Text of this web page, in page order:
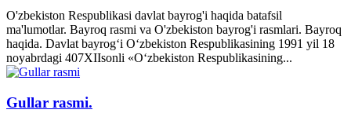
O'zbekiston Respublikasi davlat bayrog'i haqida batafsil
ma'lumotlar. Bayroq rasmi va O'zbekiston bayrog'i rasmlari. Bayroq
haqida. Davlat bayrog‘i O‘zbekiston Respublikasining 1991 yil 18
noyabrdagi 407­XII­sonli «O‘zbekiston Respublikasining...
Gullar rasmi.